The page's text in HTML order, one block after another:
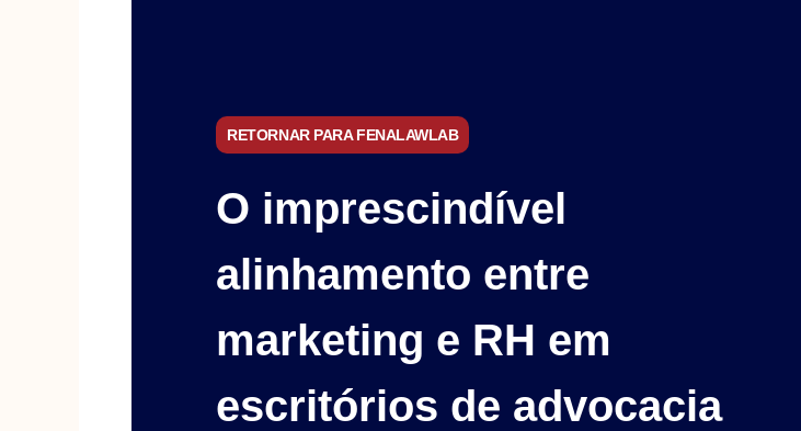
RETORNAR PARA FENALAWLAB
O imprescindível
alinhamento entre
marketing e RH em
escritórios de advocacia